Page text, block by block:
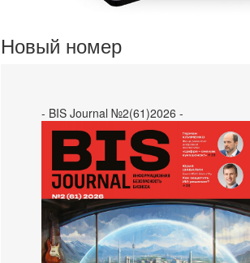
Новый номер
- BIS Journal №2(61)2026 -